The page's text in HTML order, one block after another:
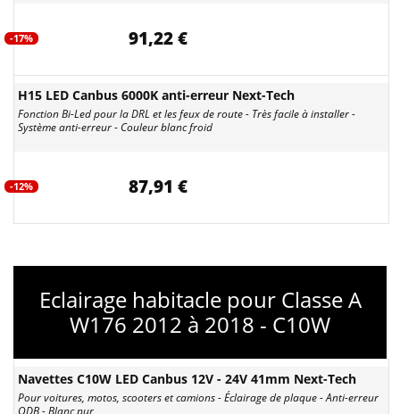
-17% 91,22 €
H15 LED Canbus 6000K anti-erreur Next-Tech
Fonction Bi-Led pour la DRL et les feux de route - Très facile à installer -
Système anti-erreur - Couleur blanc froid
-12% 87,91 €
Eclairage habitacle pour Classe A
W176 2012 à 2018 - C10W
Navettes C10W LED Canbus 12V - 24V 41mm Next-Tech
Pour voitures, motos, scooters et camions - Éclairage de plaque - Anti-erreur
ODB - Blanc pur